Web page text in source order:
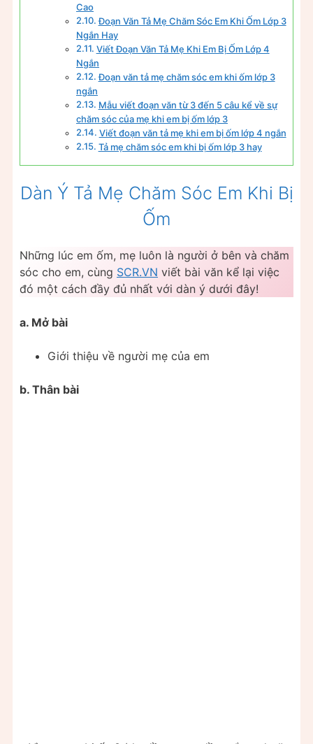
Cao
Đoạn Văn Tả Mẹ Chăm Sóc Em Khi Ốm Lớp 3
Ngắn Hay
Viết Đoạn Văn Tả Mẹ Khi Em Bị Ốm Lớp 4
Ngắn
Đoạn văn tả mẹ chăm sóc em khi ốm lớp 3
ngắn
Mẫu viết đoạn văn từ 3 đến 5 câu kể về sự
chăm sóc của mẹ khi em bị ốm lớp 3
Viết đoạn văn tả mẹ khi em bị ốm lớp 4 ngắn
Tả mẹ chăm sóc em khi bị ốm lớp 3 hay
Dàn Ý Tả Mẹ Chăm Sóc Em Khi Bị
Ốm
Những lúc em ốm, mẹ luôn là người ở bên và chăm
sóc cho em, cùng SCR.VN viết bài văn kể lại việc
đó một cách đầy đủ nhất với dàn ý dưới đây!
a. Mở bài
Giới thiệu về người mẹ của em
b. Thân bài